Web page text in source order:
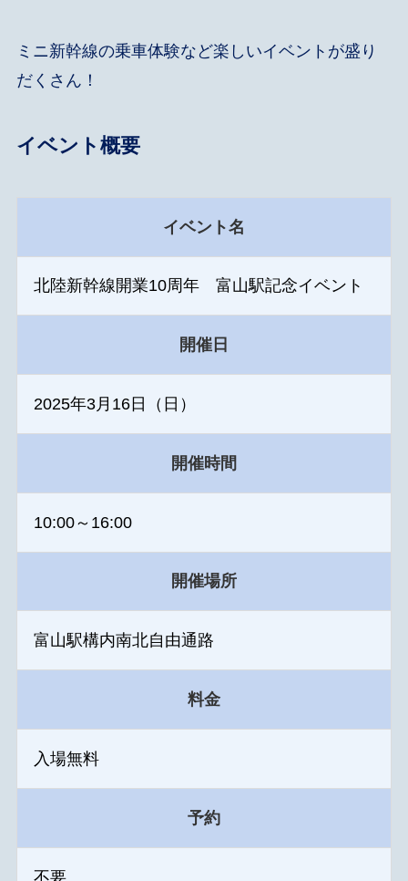
ミニ新幹線の乗車体験など楽しいイベントが盛り
だくさん！
イベント概要
イベント名
北陸新幹線開業10周年 富山駅記念イベント
開催日
2025年3月16日（日）
開催時間
10:00～16:00
開催場所
富山駅構内南北自由通路
料金
入場無料
予約
不要